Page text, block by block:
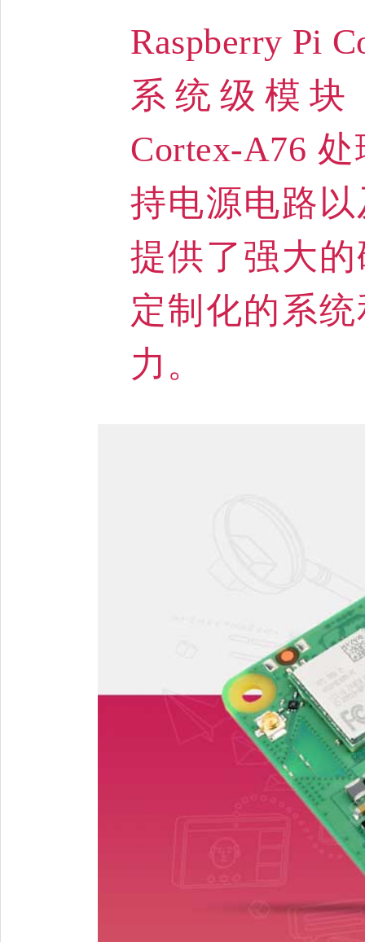
Raspberry Pi
系统级模块
Cortex-A76
持电源电路
提供了强大
定制化的系
力。